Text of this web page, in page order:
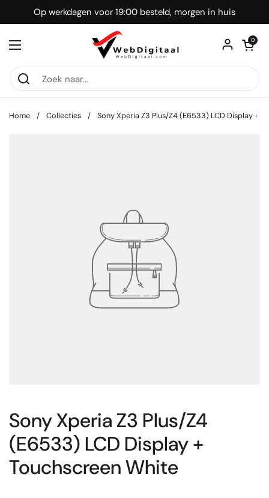
Ga naar content
Op werkdagen voor 19:00 besteld, morgen in huis
Menu openen
0
Home / Collecties / Sony Xperia Z3 Plus/Z4 (E6533) LCD Display +
Sony Xperia Z3 Plus/Z4
(E6533) LCD Display +
Touchscreen White